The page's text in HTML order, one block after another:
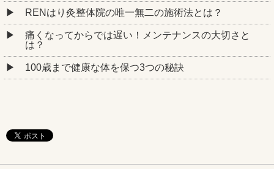
RENはり灸整体院の唯一無二の施術法とは？
痛くなってからでは遅い！メンテナンスの大切さと
は？
100歳まで健康な体を保つ3つの秘訣